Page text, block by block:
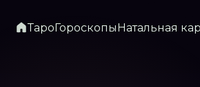
ТароГороскопыНатальная